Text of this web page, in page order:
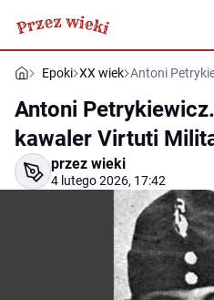
Epoki XX wiek Antoni
Antoni
kawaler Virtuti
przez wieki
4 lutego 2026, 17:42